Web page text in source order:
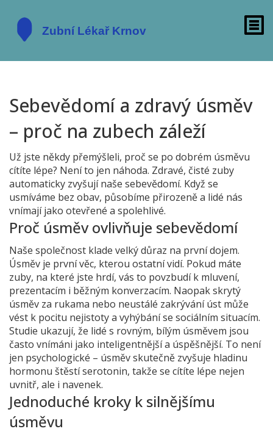
Sebevědomí a zdravý úsměv
– proč na zubech záleží
Už jste někdy přemýšleli, proč se po dobrém úsměvu
cítíte lépe? Není to jen náhoda. Zdravé, čisté zuby
automaticky zvyšují naše sebevědomí. Když se
usmíváme bez obav, působíme přirozeně a lidé nás
vnímají jako otevřené a spolehlivé.
Proč úsměv ovlivňuje sebevědomí
Naše společnost klade velký důraz na první dojem.
Úsměv je první věc, kterou ostatní vidí. Pokud máte
zuby, na které jste hrdí, vás to povzbudí k mluvení,
prezentacím i běžným konverzacím. Naopak skrytý
úsměv za rukama nebo neustálé zakrývání úst může
vést k pocitu nejistoty a vyhýbání se sociálním situacím.
Studie ukazují, že lidé s rovným, bílým úsměvem jsou
často vnímáni jako inteligentnější a úspěšnější. To není
jen psychologické – úsměv skutečně zvyšuje hladinu
hormonu štěstí serotonin, takže se cítíte lépe nejen
uvnitř, ale i navenek.
Jednoduché kroky k silnějšímu
úsměvu